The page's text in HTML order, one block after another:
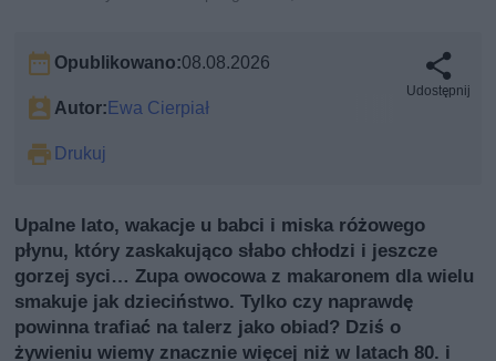
Opublikowano:08.08.2026
Autor:Ewa Cierpiał
Drukuj
Udostępnij
Upalne lato, wakacje u babci i miska różowego
płynu, który zaskakująco słabo chłodzi i jeszcze
gorzej syci… Zupa owocowa z makaronem dla wielu
smakuje jak dzieciństwo. Tylko czy naprawdę
powinna trafiać na talerz jako obiad? Dziś o
żywieniu wiemy znacznie więcej niż w latach 80. i